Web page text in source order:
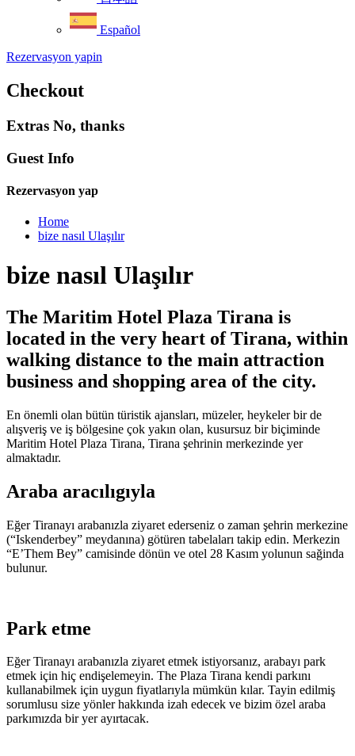
Español
Rezervasyon yapin
Checkout
Extras No, thanks
Guest Info
Rezervasyon yap
Close
Home
bize nasıl Ulaşılır
bize nasıl Ulaşılır
The Maritim Hotel Plaza Tirana is
located in the very heart of Tirana, within
walking distance to the main attraction
business and shopping area of the city.
En önemli olan bütün türistik ajansları, müzeler, heykeler bir de
alışveriş ve iş bölgesine çok yakın olan, kusursuz bir biçiminde
Maritim Hotel Plaza Tirana, Tirana şehrinin merkezinde yer
almaktadır.
Araba aracılıgıyla
Eğer Tiranayı arabanızla ziyaret ederseniz o zaman şehrin merkezine
(“Iskenderbey” meydanına) götüren tabelaları takip edin. Merkezin
“E’Them Bey” camisinde dönün ve otel 28 Kasım yolunun sağinda
bulunur.
Park etme
Eğer Tiranayı arabanızla ziyaret etmek istiyorsanız, arabayı park
etmek için hiç endişelemeyin. The Plaza Tirana kendi parkını
kullanabilmek için uygun fiyatlarıyla mümkün kılar. Tayin edilmiş
sorumlusu size yönler hakkında izah edecek ve bizim özel araba
parkımızda bir yer ayırtacak.